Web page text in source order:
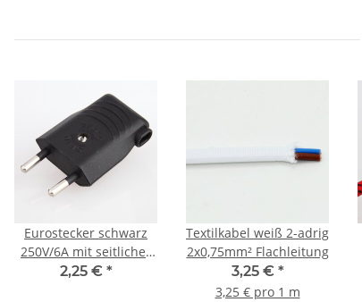
Eurostecker schwarz
250V/6A mit seitlicher
Kabelführung und
2,25 € *
Textilkabel weiß 2-adrig
2x0,75mm² Flachleitung
3,25 € *
3,25 € pro 1 m